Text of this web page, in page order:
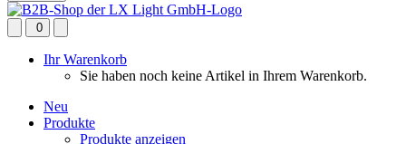
0
Ihr Warenkorb
Sie haben noch keine Artikel in Ihrem Warenkorb.
Neu
Produkte
Produkte anzeigen